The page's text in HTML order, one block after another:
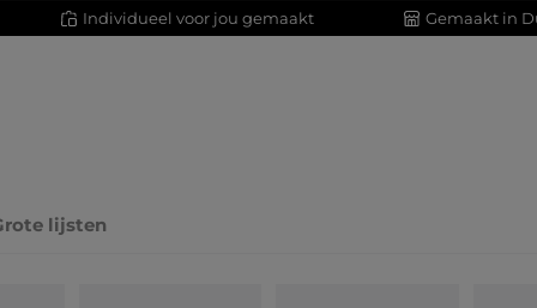
Individueel voor jou gemaakt Gemaakt in
lijsten